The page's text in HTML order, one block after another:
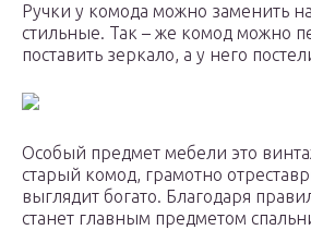
Ручки у комода можно заменить
стильные. Так – же комод можно
поставить зеркало, а у него
Особый предмет мебели это
старый комод, грамотно
выглядит богато. Благодаря
станет главным предметом